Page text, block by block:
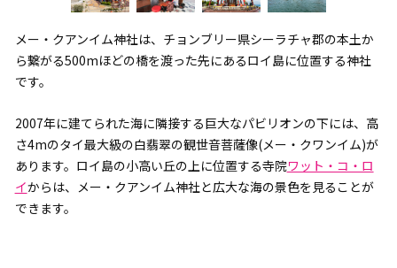
メー・クアンイム神社は、チョンブリー県シーラチャ郡の本土か
ら繋がる500mほどの橋を渡った先にあるロイ島に位置する神社
です。
2007年に建てられた海に隣接する巨大なパビリオンの下には、高
さ4mのタイ最大級の白翡翠の観世音菩薩像(メー・クワンイム)が
あります。ロイ島の小高い丘の上に位置する寺院ワット・コ・ロ
イからは、メー・クアンイム神社と広大な海の景色を見ることが
できます。